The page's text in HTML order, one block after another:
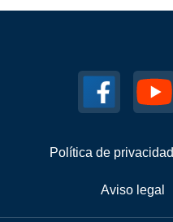
Política de privacidad
Aviso legal